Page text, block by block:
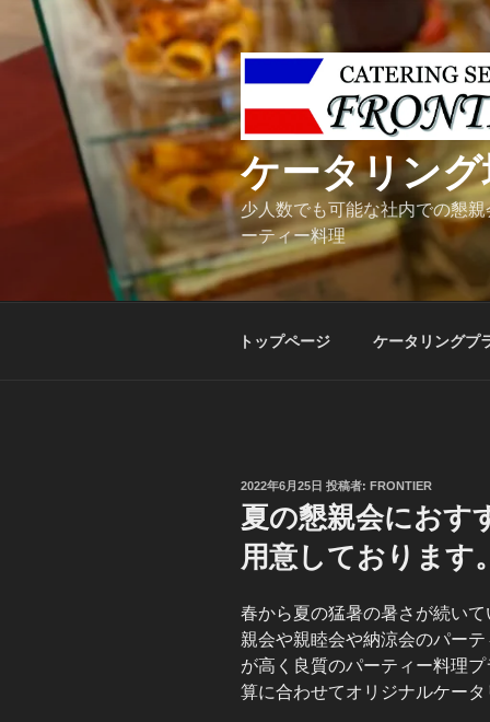
テ
ケータリン
少人数でも可能な社内での懇
ーティー料理
トップページ ケータリングプ
投
稿
日:
2022年6月25日 投稿者: FRONTIER
夏の懇親会におす
用意しております。
春から夏の猛暑の暑さが続い
親会や親睦会や納涼会のパー
が高く良質のパーティー料理
算に合わせてオリジナルケータ